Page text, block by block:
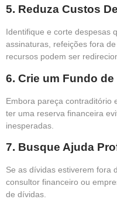
5. Reduza Custos
Identifique e corte despesas
assinaturas, refeições fora
recursos podem ser
6. Crie um Fundo
Embora pareça contraditório
ter uma reserva financeira
inesperadas.
7. Busque Ajuda
Se as dívidas estiverem fora
consultor financeiro ou
de dívidas.